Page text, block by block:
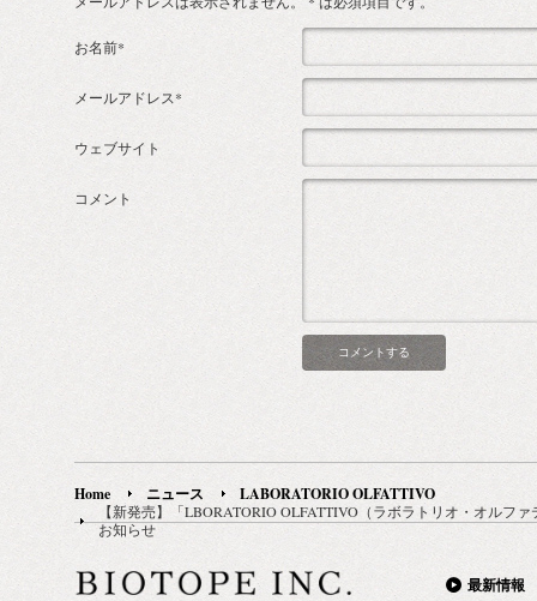
お名前*
メールアドレス*
ウェブサイト
コメント
Home ニュース LABORATORIO OLFATTIVO
【新発売】「LBORATORIO OLFATTIVO（ラボラトリオ・オル
お知らせ
最新情報